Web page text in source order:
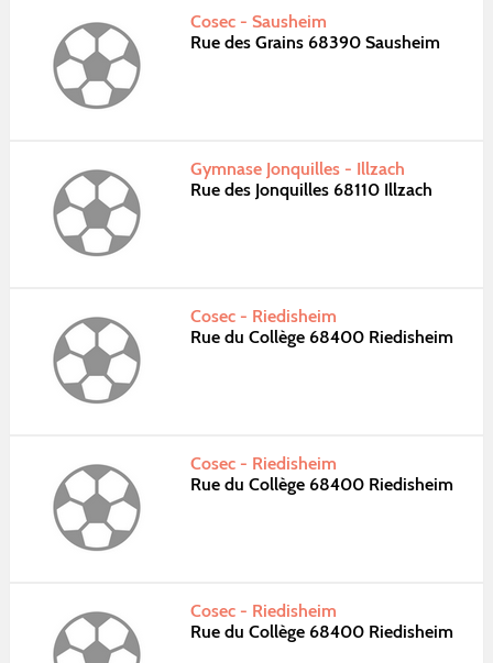
Cosec - Sausheim
Rue des Grains 68390 Sausheim
Gymnase Jonquilles - Illzach
Rue des Jonquilles 68110 Illzach
Cosec - Riedisheim
Rue du Collège 68400 Riedisheim
Cosec - Riedisheim
Rue du Collège 68400 Riedisheim
Cosec - Riedisheim
Rue du Collège 68400 Riedisheim